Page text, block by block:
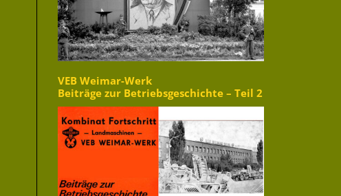
VEB Weimar-Werk
Beiträge zur Betriebsgeschichte – Teil 2